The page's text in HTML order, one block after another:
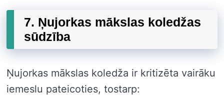
7. Ņujorkas mākslas koledžas
sūdzība
Ņujorkas mākslas koledža ir kritizēta vairāku
iemeslu pateicoties, tostarp: